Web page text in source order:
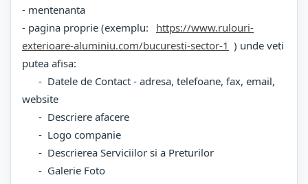
- mentenanta
- pagina proprie (exemplu:
https://www.rulouri-
exterioare-aluminiu.com/bucuresti-sector-1 ) unde veti
putea afisa:
- Datele de Contact - adresa, telefoane, fax, email,
website
- Descriere afacere
- Logo companie
- Descrierea Serviciilor si a Preturilor
- Galerie Foto